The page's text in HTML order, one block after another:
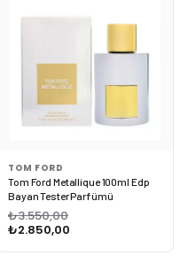
TOM FORD
Tom Ford Metallique 100ml Edp
Bayan Tester Parfümü
₺3.550,00
₺2.850,00